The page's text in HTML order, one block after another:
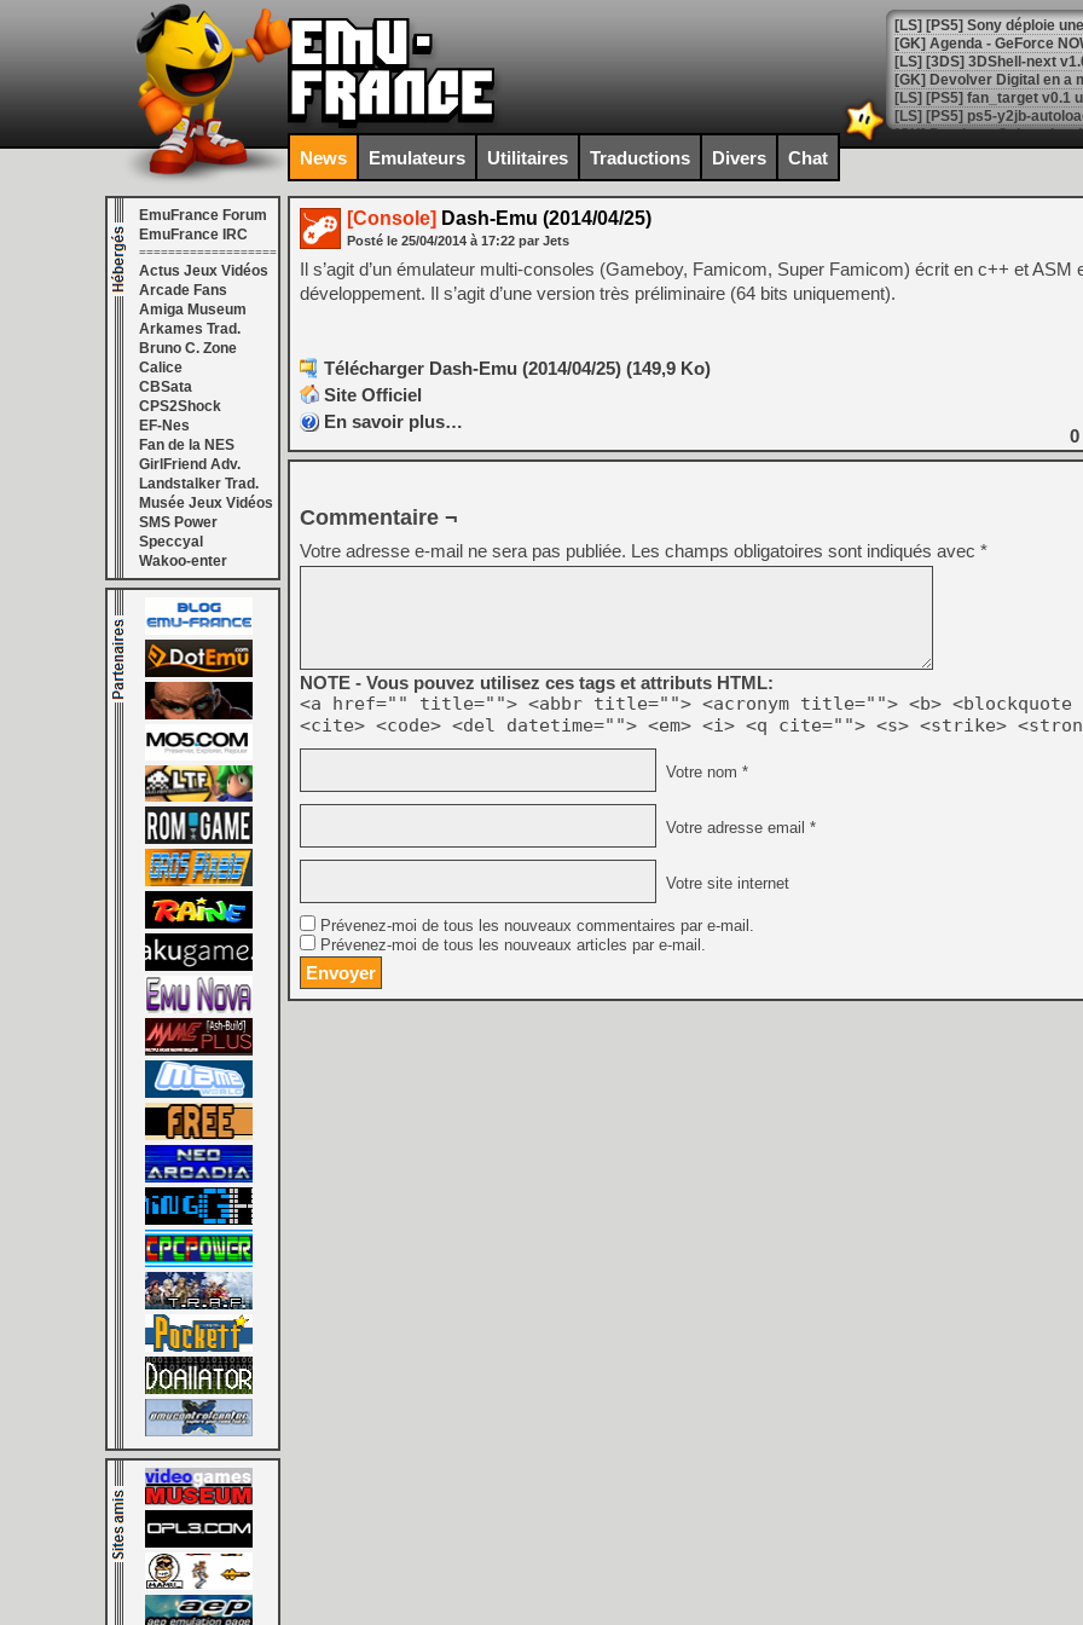
[GK] Agenda - GeForce
[GK] Devolver Digital en a
[LS] [PS5] ps5-y2jb-
[GK] Pourquoi Marvel
[GK] Test : Restory : Chill
[GK] GTA 6 : Rockstar
[GK] Hot Wheels Infinite
[GK] Mémoire cash -
[GK] Résultats Nintendo :
[GK] Déjà des
[Mo5] Brickboy cherche à
[GK] Minecraft et ses «
[GK] Beast of
[GK] Ubisoft : fin de partie
[GK] Mémoire cash -
[GK] Dan Houser (GTA)
[GK] Comment EA Sports
[GK] Crimson Moon : un
[GK] Isle of Reveries : le
[GK] Moonlighter 2 : The
[GK] Capcom relance
[Mo5] Deux inédits du
[GK] Le beat'em up The
[GK] Endless Legend 2 :
[LS] [PS5] Le WebKit
[GK] Oubliez Crazy Taxi,
[LS] [Switch] NSZ 5.0.0
[GK] No More Room in
News Emulateurs Utilitaires Traductions Divers Chat
EmuFrance Forum
EmuFrance IRC
===================
Actus Jeux Vidéos
Arcade Fans
Amiga Museum
Arkames Trad.
Bruno C. Zone
Calice
CBSata
CPS2Shock
EF-Nes
Fan de la NES
GirlFriend Adv.
Landstalker Trad.
Musée Jeux Vidéos
SMS Power
Speccyal
Wakoo-enter
[Console] Dash-Emu (2014/04/25)
Posté le 25/04/2014 à 17:22 par Jets
Il s’agit d’un émulateur multi-consoles (Gameboy, Famicom, Super Famicom) écrit en c++ et ASM
développement. Il s’agit d’une version très préliminaire (64 bits uniquement).
Télécharger Dash-Emu (2014/04/25) (149,9 Ko)
Site Officiel
En savoir plus…
0
Commentaire ¬
Votre adresse e-mail ne sera pas publiée. Les champs obligatoires sont indiqués avec *
NOTE - Vous pouvez utilisez ces tags et attributs HTML:
<a href="" title=""> <abbr title=""> <acronym title=""> <b> <blockquote
<cite> <code> <del datetime=""> <em> <i> <q cite=""> <s> <strike>
Votre nom *
Votre adresse email *
Votre site internet
Prévenez-moi de tous les nouveaux commentaires par e-mail.
Prévenez-moi de tous les nouveaux articles par e-mail.